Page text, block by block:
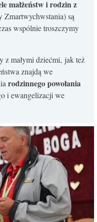
małżeństw i rodzin z
Zmartwychwstania) są
wspólnie troszczymy
z małymi dziećmi, jak też
znajdą we
rodzinnego powołania
i ewangelizacji we